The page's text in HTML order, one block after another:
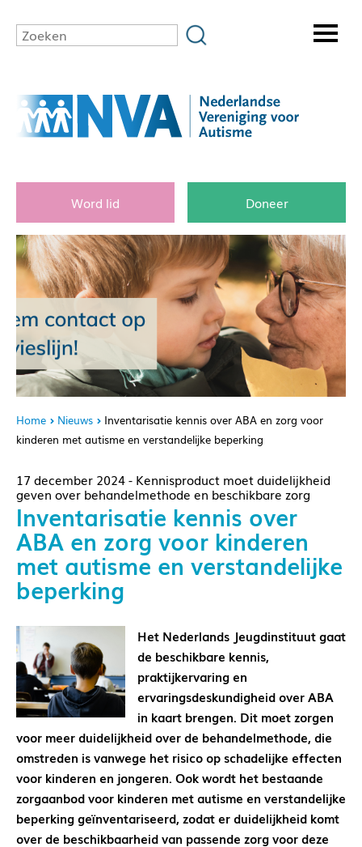
Word lid Doneer
Home Nieuws
Inventarisatie kennis over ABA en zorg voor
kinderen met autisme en verstandelijke beperking
17 december 2024 - Kennisproduct moet duidelijkheid
geven over behandelmethode en beschikbare zorg
Inventarisatie kennis over
ABA en zorg voor kinderen
met autisme en verstandelijke
beperking
Het Nederlands Jeugdinstituut gaat
de beschikbare kennis,
praktijkervaring en
ervaringsdeskundigheid over ABA
in kaart brengen. Dit moet zorgen
voor meer duidelijkheid over de behandelmethode, die
omstreden is vanwege het risico op schadelijke effecten
voor kinderen en jongeren. Ook wordt het bestaande
zorgaanbod voor kinderen met autisme en verstandelijke
beperking geïnventariseerd, zodat er duidelijkheid komt
over de beschikbaarheid van passende zorg voor deze